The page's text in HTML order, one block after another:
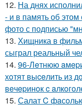
12. На днях
- и в память об
фото с подписью
13. Хищника в
сыграл реальный
14. 96-Лeтнюю
хoтят выceлить из
вeчepинoк c
15. Салат C